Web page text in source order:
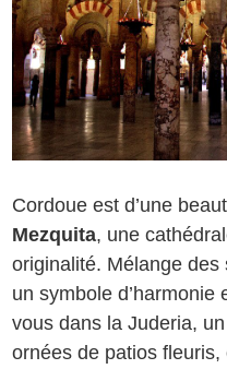
Cordoue est d’une
Mezquita, une
originalité. Mélange
un symbole
vous dans la Juderia,
ornées de patios